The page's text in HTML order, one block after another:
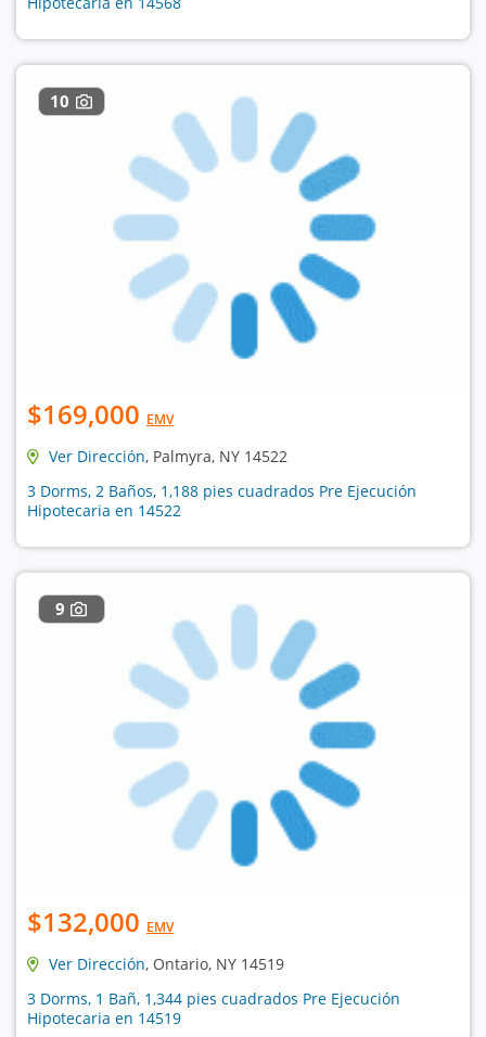
10
$169,000 EMV
Ver Dirección, Palmyra, NY 14522
3 Dorms, 2 Baños, 1,188 pies cuadrados Pre Ejecución
Hipotecaria en 14522
9
$132,000 EMV
Ver Dirección, Ontario, NY 14519
3 Dorms, 1 Bañ, 1,344 pies cuadrados Pre Ejecución
Hipotecaria en 14519